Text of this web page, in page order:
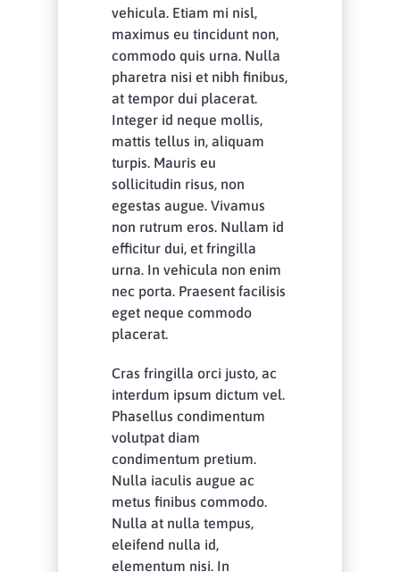
vehicula. Etiam mi nisl,
maximus eu tincidunt non,
commodo quis urna. Nulla
pharetra nisi et nibh finibus,
at tempor dui placerat.
Integer id neque mollis,
mattis tellus in, aliquam
turpis. Mauris eu
sollicitudin risus, non
egestas augue. Vivamus
non rutrum eros. Nullam id
efficitur dui, et fringilla
urna. In vehicula non enim
nec porta. Praesent facilisis
eget neque commodo
placerat.
Cras fringilla orci justo, ac
interdum ipsum dictum vel.
Phasellus condimentum
volutpat diam
condimentum pretium.
Nulla iaculis augue ac
metus finibus commodo.
Nulla at nulla tempus,
eleifend nulla id,
elementum nisi. In